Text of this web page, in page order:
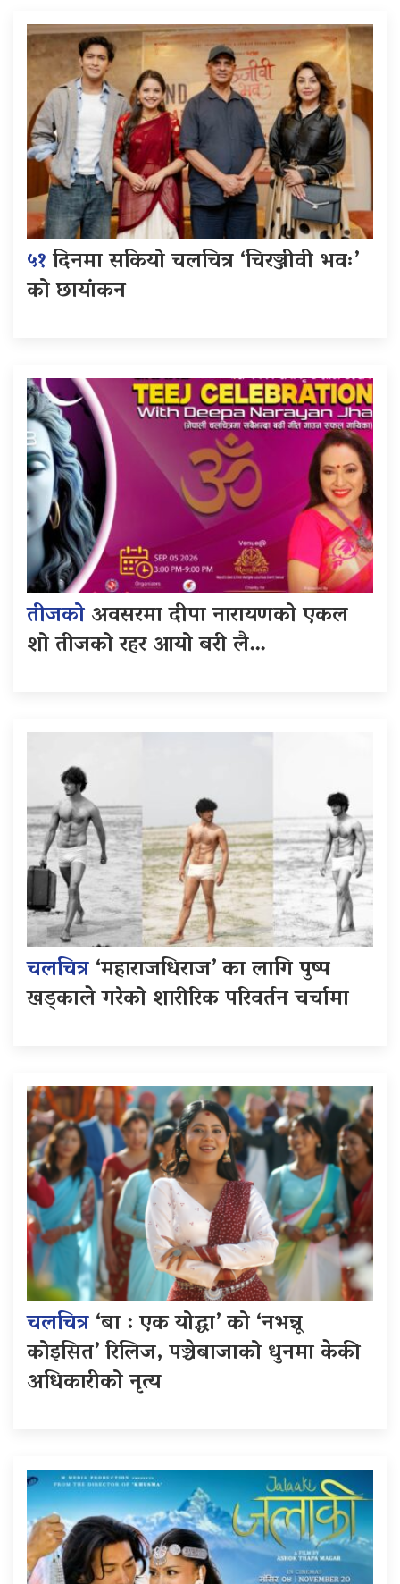
५१दिनमा सकियो चलचित्र ‘चिरञ्जीवी भवः’
को छायांकन
तीजकोअवसरमा दीपा नारायणको एकल
शो तीजको रहर आयो बरी लै…
चलचित्र‘महाराजधिराज’ का लागि पुष्प
खड्काले गरेको शारीरिक परिवर्तन चर्चामा
चलचित्र‘बा : एक योद्धा’ को ‘नभन्नू
कोइसित’ रिलिज, पञ्चेबाजाको धुनमा केकी
अधिकारीको नृत्य